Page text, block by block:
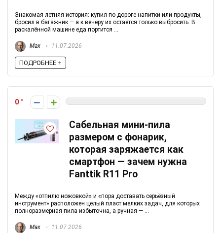
Знакомая летняя история: купил по дороге напитки или продукты,
бросил в багажник — а к вечеру их остаётся только выбросить. В
раскалённой машине еда портится ...
Max 11.07.2026
ПОДРОБНЕЕ +
0
Сабельная мини-пила
размером с фонарик,
которая заряжается как
смартфон — зачем нужна
Fanttik R11 Pro
Между «отпилю ножовкой» и «пора доставать серьёзный
инструмент» расположен целый пласт мелких задач, для которых
полноразмерная пила избыточна, а ручная — ...
Max 11.07.2026